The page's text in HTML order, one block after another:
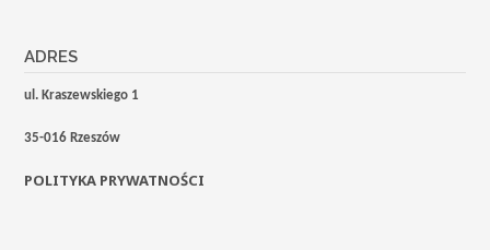
ADRES
ul. Kraszewskiego 1
35-016 Rzeszów
POLITYKA PRYWATNOŚCI